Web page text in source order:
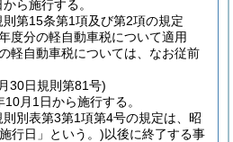
ら施行する。
第15条第1項及び第2項の規定
度分の軽自動車税について適用
軽自動車税については、なお従前
30日規則第81号)
月1日から施行する。
別表第3第1項第4号の規定は、昭
行日」という。)以後に終了する事